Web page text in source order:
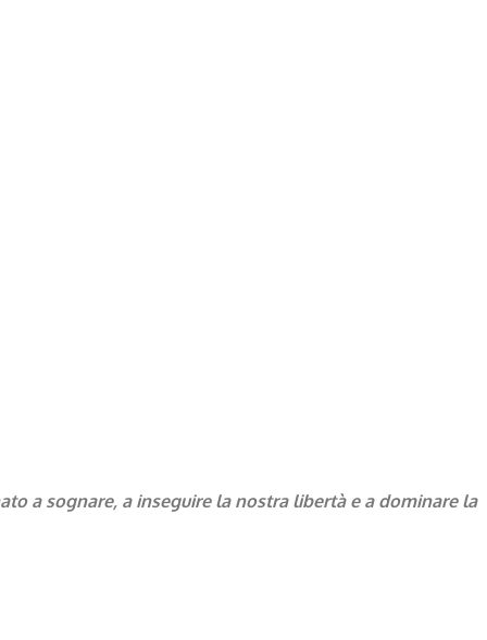
a sognare, a inseguire la nostra libertà e a dominare la